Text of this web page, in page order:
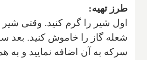
طرز تهیه:
اول شير را گرم کنید‌. وقتی
شعله گاز را خاموش كنيد. بعد
سركه به آن اضافه نمایید و به هم